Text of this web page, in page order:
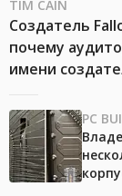
TIM CAIN
Создатель
почему
имени
PC